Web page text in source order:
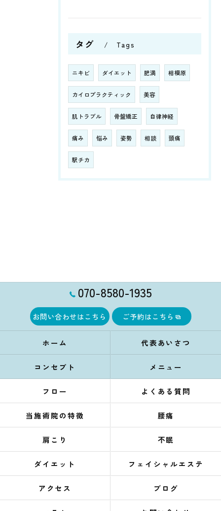
タグ Tags
ニキビ ダイエット 肥満 相模原
カイロプラクティック 美容
肌トラブル 骨盤矯正 自律神経
痛み 悩み 姿勢 相談 頭痛
駅チカ
070-8580-1935
お問い合わせはこちら ご予約はこちら
ホーム 代表あいさつ
コンセプト メニュー
フロー よくある質問
当施術院の特徴 腰痛
肩こり 不眠
ダイエット フェイシャルエステ
アクセス ブログ